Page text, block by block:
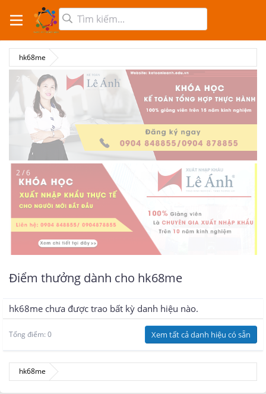
hk68me
2 / 6
2 / 6
Điểm thưởng dành cho hk68me
hk68me chưa được trao bất kỳ danh hiệu nào.
Tổng điểm: 0 Xem tất cả danh hiệu có sẵn
hk68me